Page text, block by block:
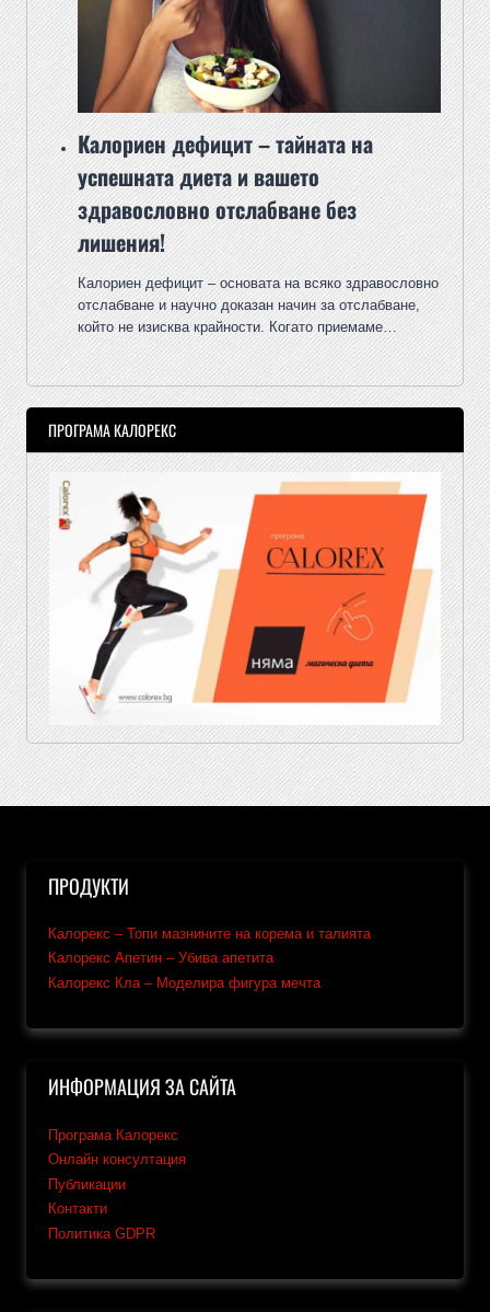
Калориен дефицит – тайната на
успешната диета и вашето
здравословно отслабване без
лишения!
Калориен дефицит – основата на всяко здравословно
отслабване и научно доказан начин за отслабване,
който не изисква крайности. Когато приемаме…
ПРОГРАМА КАЛОРЕКС
ПРОДУКТИ
Калорекс – Топи мазнините на корема и талията
Калорекс Апетин – Убива апетита
Калорекс Кла – Моделира фигура мечта
ИНФОРМАЦИЯ ЗА САЙТА
Програма Калорекс
Онлайн консултация
Публикации
Контакти
Политика GDPR